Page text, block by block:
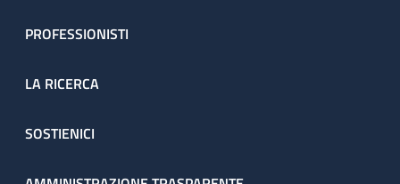
PROFESSIONISTI
LA RICERCA
SOSTIENICI